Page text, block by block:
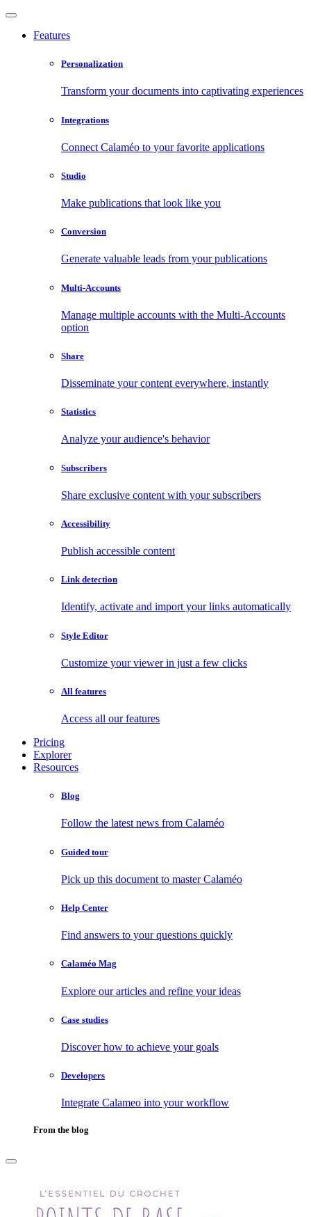
Features
Personalization
Transform your documents into captivating experiences
Integrations
Connect Calaméo to your favorite applications
Studio
Make publications that look like you
Conversion
Generate valuable leads from your publications
Multi-Accounts
Manage multiple accounts with the Multi-Accounts
option
Share
Disseminate your content everywhere, instantly
Statistics
Analyze your audience's behavior
Subscribers
Share exclusive content with your subscribers
Accessibility
Publish accessible content
Link detection
Identify, activate and import your links automatically
Style Editor
Customize your viewer in just a few clicks
All features
Access all our features
Pricing
Explorer
Resources
Blog
Follow the latest news from Calaméo
Guided tour
Pick up this document to master Calaméo
Help Center
Find answers to your questions quickly
Calaméo Mag
Explore our articles and refine your ideas
Case studies
Discover how to achieve your goals
Developers
Integrate Calameo into your workflow
From the blog